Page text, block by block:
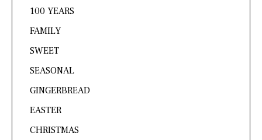
100 YEARS
FAMILY
SWEET
SEASONAL
GINGERBREAD
EASTER
CHRISTMAS